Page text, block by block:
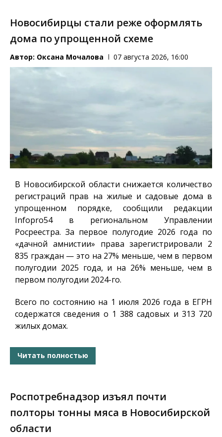
Новосибирцы стали реже оформлять
дома по упрощенной схеме
Автор: Оксана Мочалова 07 августа 2026, 16:00
В Новосибирской области снижается количество
регистраций прав на жилые и садовые дома в
упрощенном порядке, сообщили редакции
Infopro54в региональном Управлении
Росреестра. За первое полугодие 2026 года по
«дачной амнистии» права зарегистрировали 2
835 граждан — это на 27% меньше, чем в первом
полугодии 2025 года, и на 26% меньше, чем в
первом полугодии 2024-го.
Всего по состоянию на 1 июля 2026 года в ЕГРН
содержатся сведения о 1 388 садовых и 313 720
жилых домах.
Читать полностью
Роспотребнадзор изъял почти
полторы тонны мяса в Новосибирской
области